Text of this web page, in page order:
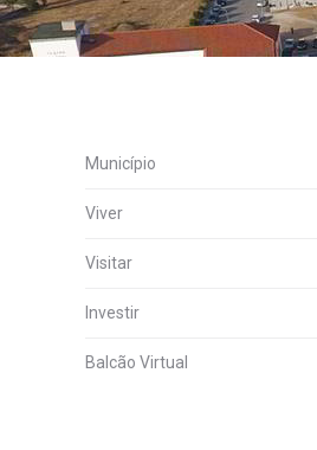
Município
Viver
Visitar
Investir
Balcão Virtual